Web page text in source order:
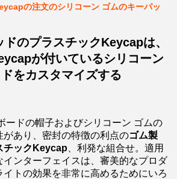
の注文のシリコーン ゴムのキーパッ
のプラスチックKeycapは、
が付いているシリコーン
をカスタマイズする
ードの帽子およびシリコーン ゴムの
があり、密封の特徴の利点のゴム製
チックKeycap 、利発な組合せ。適用
インターフェイスは、審美的なプロダ
イトの効果を非常に高めるためにいろ